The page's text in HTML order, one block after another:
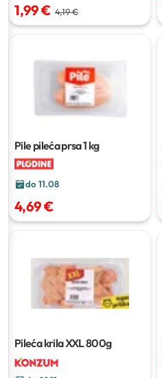
1,99 € 4,19 €
Pile pileća prsa1 kg
do 11.08
4,69 €
Pileća krila XXL800g